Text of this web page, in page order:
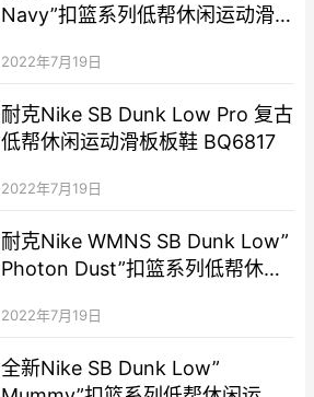
Navy”扣篮系列低帮休闲运动滑
2022年7月19日
耐克Nike SB Dunk Low Pro 复古
低帮休闲运动滑板板鞋 BQ6817
2022年7月19日
耐克Nike WMNS SB Dunk Low”
Photon Dust”扣篮系列低帮休闲
2022年7月19日
全新Nike SB Dunk Low”